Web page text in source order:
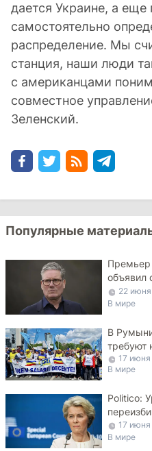
дается Украине, а
самостоятельно
распределение. Мы
станция, наши люди
с американцами
совместное
Зеленский.
Популярные
Премьер
объявил
22 июня
В мире
В
требуют
17 июня
В мире
Politico:
17 июня
В мире